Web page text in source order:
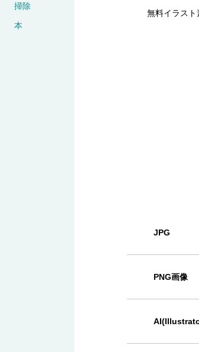
掃除
本
無料イラス
JPG
PNG画像